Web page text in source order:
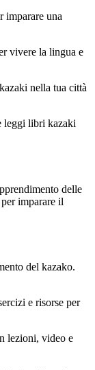
imparare una
vivere la lingua e
nella tua città
leggi libri kazaki
delle
imparare il
del kazako.
e risorse per
lezioni, video e